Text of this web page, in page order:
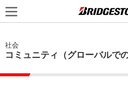
社会
コミュニティ（グローバルで